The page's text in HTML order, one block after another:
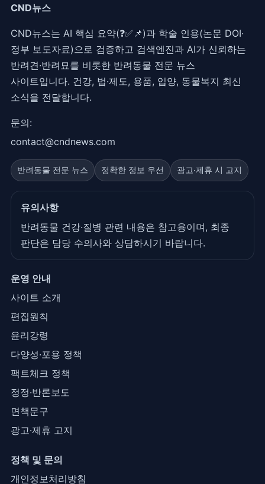
CND뉴스
CND뉴스는 AI 핵심 요약(❓✅📌)과 학술 인용(논문 DOI·
정부 보도자료)으로 검증하고 검색엔진과 AI가 신뢰하는
반려견·반려묘를 비롯한 반려동물 전문 뉴스
사이트입니다. 건강, 법·제도, 용품, 입양, 동물복지 최신
소식을 전달합니다.
문의:
contact@cndnews.com
반려동물 전문 뉴스 정확한 정보 우선 광고·제휴 시 고지
유의사항
반려동물 건강·질병 관련 내용은 참고용이며, 최종
판단은 담당 수의사와 상담하시기 바랍니다.
운영 안내
사이트 소개
편집원칙
윤리강령
다양성·포용 정책
팩트체크 정책
정정·반론보도
면책문구
광고·제휴 고지
정책 및 문의
개인정보처리방침